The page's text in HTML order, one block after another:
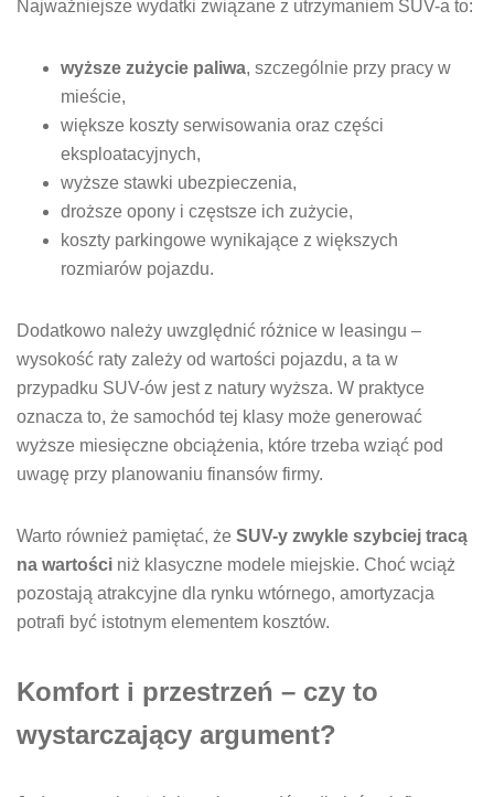
Najważniejsze wydatki związane z utrzymaniem SUV-a to:
wyższe zużycie paliwa, szczególnie przy pracy w
mieście,
większe koszty serwisowania oraz części
eksploatacyjnych,
wyższe stawki ubezpieczenia,
droższe opony i częstsze ich zużycie,
koszty parkingowe wynikające z większych
rozmiarów pojazdu.
Dodatkowo należy uwzględnić różnice w leasingu –
wysokość raty zależy od wartości pojazdu, a ta w
przypadku SUV-ów jest z natury wyższa. W praktyce
oznacza to, że samochód tej klasy może generować
wyższe miesięczne obciążenia, które trzeba wziąć pod
uwagę przy planowaniu finansów firmy.
Warto również pamiętać, że SUV-y zwykle szybciej tracą
na wartości niż klasyczne modele miejskie. Choć wciąż
pozostają atrakcyjne dla rynku wtórnego, amortyzacja
potrafi być istotnym elementem kosztów.
Komfort i przestrzeń – czy to
wystarczający argument?